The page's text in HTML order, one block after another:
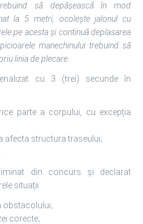
să depășească în mod
la 5 metri, ocolește jalonul cu
pe acesta și continuă deplasarea
manechinului trebuind să
linia de plecare.
cu 3 (trei) secunde în
parte a corpului, cu excepția
afecta structura traseului;
din concurs și declarat
situații:
obstacolului;
corecte;